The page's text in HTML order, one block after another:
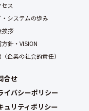
セス
・システムの歩み
挨拶
針・VISION
（企業の社会的責任）
合せ
イバシーポリシー
ュリティポリシー